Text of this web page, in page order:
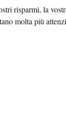
risparmi, la
molta più